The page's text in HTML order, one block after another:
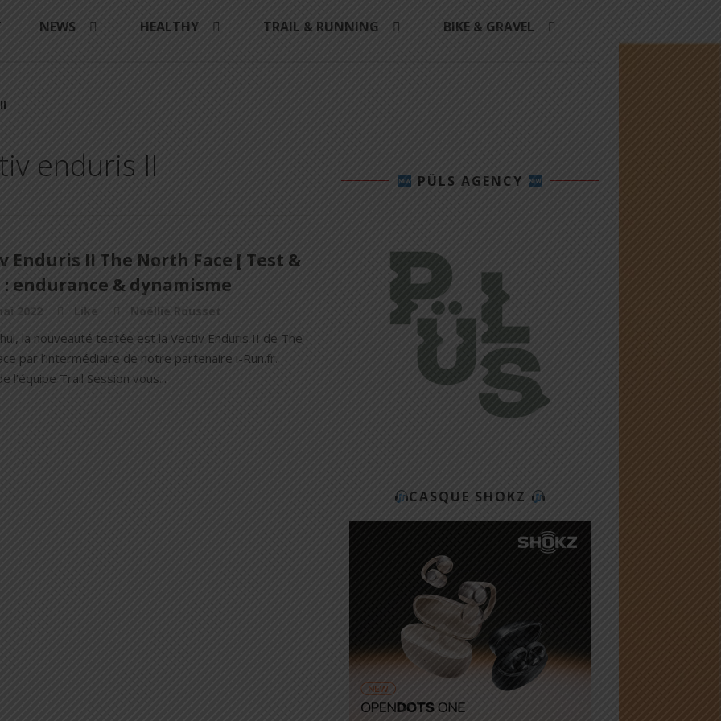
NEWS HEALTHY TRAIL & RUNNING BIKE & GRAVEL
enduris II
Enduris II The North Face [ Test &
: endurance & dynamisme
2022 Like Noëllie Rousset
la nouveauté testée est la Vectiv Enduris II de The
par l’intermédiaire de notre partenaire i-Run.fr.
l’équipe Trail Session vous...
PÜLS AGENCY
CASQUE SHOKZ